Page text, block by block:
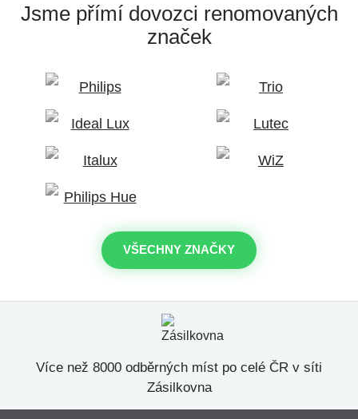
Jsme přímí dovozci renomovaných
značek
VŠECHNY ZNAČKY
Více než 8000 odběrných míst po celé ČR v síti
Zásilkovna